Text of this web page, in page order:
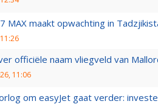
MAX maakt opwachting in
officiële naam vliegveld van
11:06
om easyJet gaat verder: